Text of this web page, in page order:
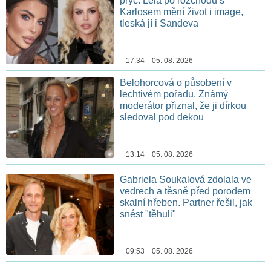
Karlosem mění život i image,
tleská jí i Sandeva
17:34 05. 08. 2026
Belohorcová o působení v
lechtivém pořadu. Známý
moderátor přiznal, že ji dírkou
sledoval pod dekou
13:14 05. 08. 2026
Gabriela Soukalová zdolala ve
vedrech a těsně před porodem
skalní hřeben. Partner řešil, jak
snést "těhuli"
09:53 05. 08. 2026